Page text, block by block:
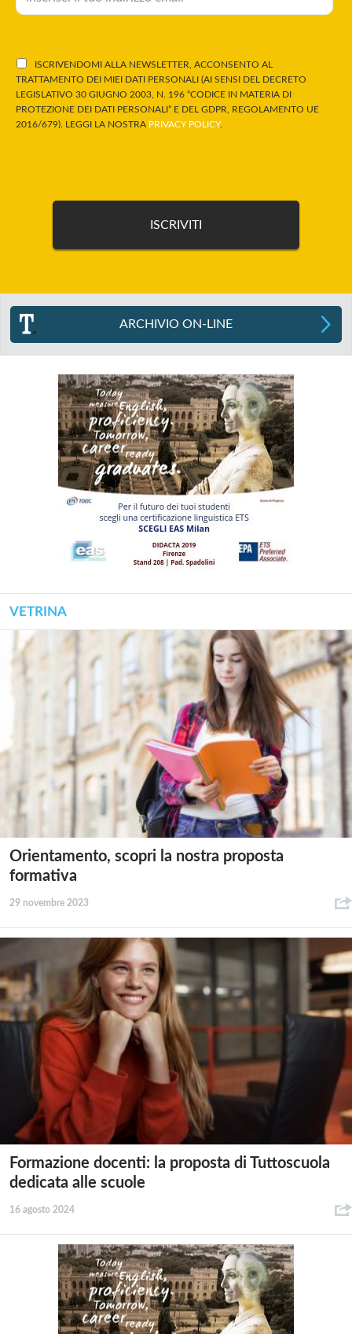
ISCRIVENDOMI ALLA NEWSLETTER, ACCONSENTO AL
TRATTAMENTO DEI MIEI DATI PERSONALI (AI SENSI DEL DECRETO
LEGISLATIVO 30 GIUGNO 2003, N. 196 “CODICE IN MATERIA DI
PROTEZIONE DEI DATI PERSONALI” E DEL GDPR, REGOLAMENTO UE
2016/679). LEGGI LA NOSTRA PRIVACY POLICY.
ARCHIVIO ON-LINE
VETRINA
Orientamento, scopri la nostra proposta
formativa
29 novembre 2023
Formazione docenti: la proposta di Tuttoscuola
dedicata alle scuole
16 agosto 2024